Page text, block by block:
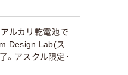
アルカリ乾電池で
Design Lab(ス
アスクル限定・